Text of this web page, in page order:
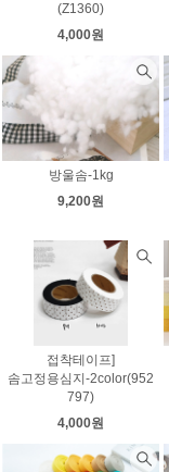
(Z1360)
4,000원
방울솜-1kg
9,200원
접착테이프]
솜고정용심지-2color(952
797)
4,000원